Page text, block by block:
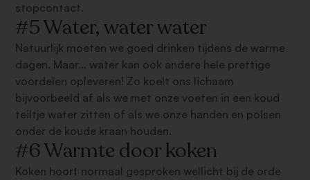
stopcontact.
#5 Water, water water
Natuurlijk moeten we goed drinken tijdens de warme
dagen. Maar… water kan ook andere hele prettige
voordelen opleveren! Zo koelt ons lichaam
bijvoorbeeld af als we met onze voeten in een koud
teiltje water zitten of als we onze handen en polsen
onder de koude kraan houden.
#6 Warmte door koken
Koken hoort normaal gesproken wellicht bij de orde